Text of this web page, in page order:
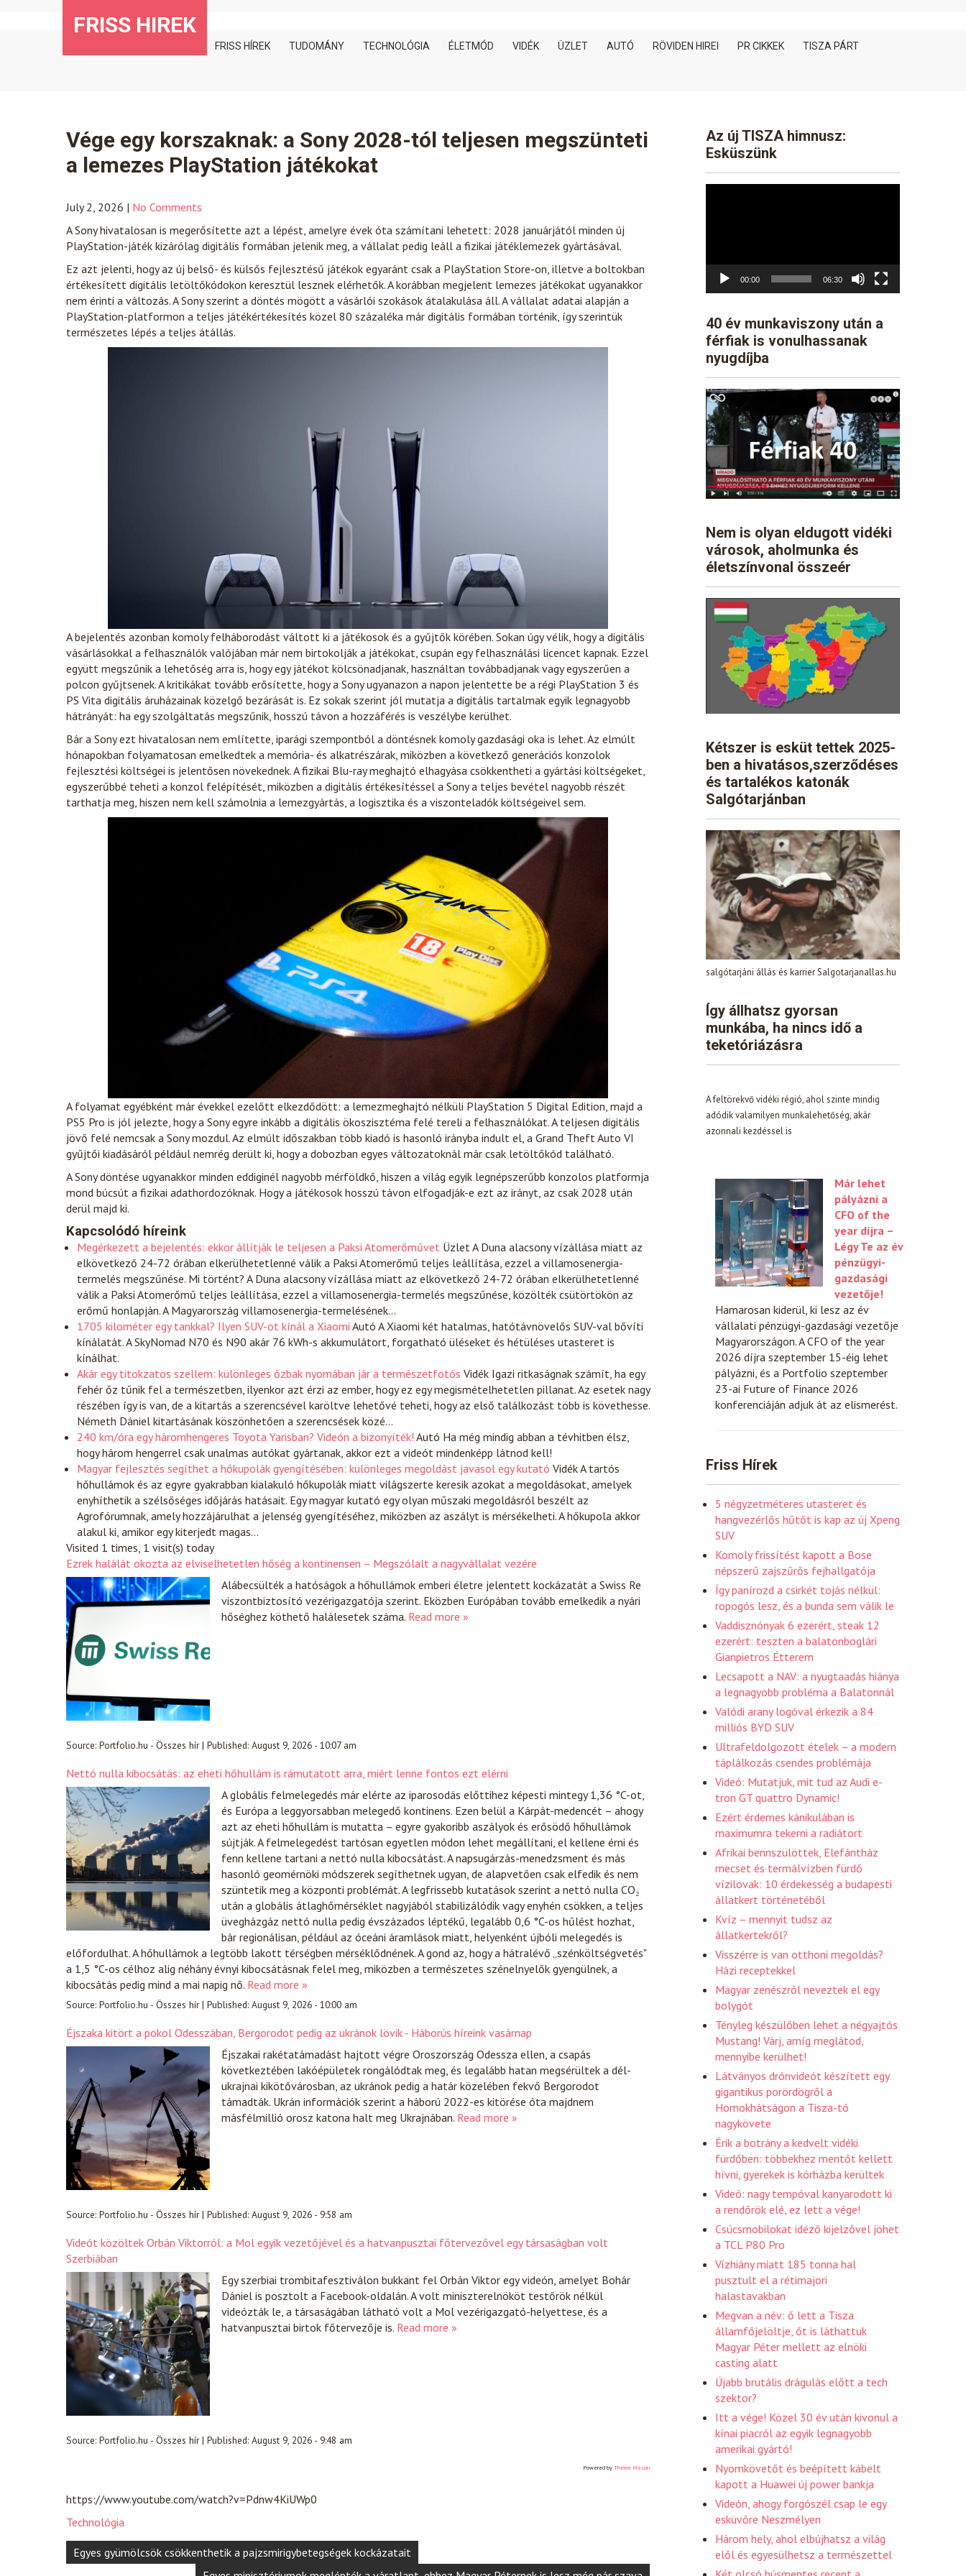
FRISS HIREK
FRISS HÍREK TUDOMÁNY TECHNOLÓGIA ÉLETMÓD VIDÉK ÜZLET AUTÓ RÖVIDEN HIREI PR CIKKEK TISZA PÁRT
Vége egy korszaknak: a Sony 2028-tól teljesen megszünteti
a lemezes PlayStation játékokat
July 2, 2026 | No Comments
A Sony hivatalosan is megerősítette azt a lépést, amelyre évek óta számítani lehetett: 2028 januárjától minden új
PlayStation-játék kizárólag digitális formában jelenik meg, a vállalat pedig leáll a fizikai játéklemezek gyártásával.
Ez azt jelenti, hogy az új belső- és külsős fejlesztésű játékok egyaránt csak a PlayStation Store-on, illetve a boltokban
értékesített digitális letöltőkódokon keresztül lesznek elérhetők. A korábban megjelent lemezes játékokat ugyanakkor
nem érinti a változás. A Sony szerint a döntés mögött a vásárlói szokások átalakulása áll. A vállalat adatai alapján a
PlayStation-platformon a teljes játékértékesítés közel 80 százaléka már digitális formában történik, így szerintük
természetes lépés a teljes átállás.
A bejelentés azonban komoly felháborodást váltott ki a játékosok és a gyűjtők körében. Sokan úgy vélik, hogy a digitális
vásárlásokkal a felhasználók valójában már nem birtokolják a játékokat, csupán egy felhasználási licencet kapnak. Ezzel
együtt megszűnik a lehetőség arra is, hogy egy játékot kölcsönadjanak, használtan továbbadjanak vagy egyszerűen a
polcon gyűjtsenek. A kritikákat tovább erősítette, hogy a Sony ugyanazon a napon jelentette be a régi PlayStation 3 és
PS Vita digitális áruházainak közelgő bezárását is. Ez sokak szerint jól mutatja a digitális tartalmak egyik legnagyobb
hátrányát: ha egy szolgáltatás megszűnik, hosszú távon a hozzáférés is veszélybe kerülhet.
Bár a Sony ezt hivatalosan nem említette, iparági szempontból a döntésnek komoly gazdasági oka is lehet. Az elmúlt
hónapokban folyamatosan emelkedtek a memória- és alkatrészárak, miközben a következő generációs konzolok
fejlesztési költségei is jelentősen növekednek. A fizikai Blu-ray meghajtó elhagyása csökkentheti a gyártási költségeket,
egyszerűbbé teheti a konzol felépítését, miközben a digitális értékesítéssel a Sony a teljes bevétel nagyobb részét
tarthatja meg, hiszen nem kell számolnia a lemezgyártás, a logisztika és a viszonteladók költségeivel sem.
A folyamat egyébként már évekkel ezelőtt elkezdődött: a lemezmeghajtó nélküli PlayStation 5 Digital Edition, majd a
PS5 Pro is jól jelezte, hogy a Sony egyre inkább a digitális ökoszisztéma felé tereli a felhasználókat. A teljesen digitális
jövő felé nemcsak a Sony mozdul. Az elmúlt időszakban több kiadó is hasonló irányba indult el, a Grand Theft Auto VI
gyűjtői kiadásáról például nemrég derült ki, hogy a dobozban egyes változatoknál már csak letöltőkód található.
A Sony döntése ugyanakkor minden eddiginél nagyobb mérföldkő, hiszen a világ egyik legnépszerűbb konzolos platformja
mond búcsút a fizikai adathordozóknak. Hogy a játékosok hosszú távon elfogadják-e ezt az irányt, az csak 2028 után
derül majd ki.
Kapcsolódó híreink
Megérkezett a bejelentés: ekkor állítják le teljesen a Paksi Atomerőművet ÜzletA Duna alacsony vízállása miatt az
elkövetkező 24-72 órában elkerülhetetlenné válik a Paksi Atomerőmű teljes leállítása, ezzel a villamosenergia-
termelés megszűnése. Mi történt? A Duna alacsony vízállása miatt az elkövetkező 24-72 órában elkerülhetetlenné
válik a Paksi Atomerőmű teljes leállítása, ezzel a villamosenergia-termelés megszűnése, közölték csütörtökön az
erőmű honlapján. A Magyarország villamosenergia-termelésének…
1705 kilométer egy tankkal? Ilyen SUV-ot kínál a Xiaomi Autó A Xiaomi két hatalmas, hatótávnövelős SUV-val bővíti
kínálatát. A SkyNomad N70 és N90 akár 76 kWh-s akkumulátort, forgatható üléseket és hétüléses utasteret is
kínálhat.
Akár egy titokzatos szellem: különleges őzbak nyomában jár a természetfotós Vidék Igazi ritkaságnak számít, ha egy
fehér őz tűnik fel a természetben, ilyenkor azt érzi az ember, hogy ez egy megismételhetetlen pillanat. Az esetek nagy
részében így is van, de a kitartás a szerencsével karöltve lehetővé teheti, hogy az első találkozást több is követhesse.
Németh Dániel kitartásának köszönhetően a szerencsések közé…
240 km/óra egy háromhengeres Toyota Yarisban? Videón a bizonyíték! Autó Ha még mindig abban a tévhitben élsz,
hogy három hengerrel csak unalmas autókat gyártanak, akkor ezt a videót mindenképp látnod kell!
Magyar fejlesztés segíthet a hőkupolák gyengítésében: különleges megoldást javasol egy kutató VidékA tartós
hőhullámok és az egyre gyakrabban kialakuló hőkupolák miatt világszerte keresik azokat a megoldásokat, amelyek
enyhíthetik a szélsőséges időjárás hatásait. Egy magyar kutató egy olyan műszaki megoldásról beszélt az
Agrofórumnak, amely hozzájárulhat a jelenség gyengítéséhez, miközben az aszályt is mérsékelheti. A hőkupola akkor
alakul ki, amikor egy kiterjedt magas…
Visited 1 times, 1 visit(s) today
Ezrek halálát okozta az elviselhetetlen hőség a kontinensen – Megszólalt a nagyvállalat vezére
Alábecsülték a hatóságok a hőhullámok emberi életre jelentett kockázatát a Swiss Re
viszontbiztosító vezérigazgatója szerint. Eközben Európában tovább emelkedik a nyári
hőséghez köthető halálesetek száma. Read more »
Source: Portfolio.hu - Összes hír| Published: August 9, 2026 - 10:07 am
Nettó nulla kibocsátás: az eheti hőhullám is rámutatott arra, miért lenne fontos ezt elérni
A globális felmelegedés már elérte az iparosodás előttihez képesti mintegy 1,36 °C-ot,
és Európa a leggyorsabban melegedő kontinens. Ezen belül a Kárpát-medencét – ahogy
azt az eheti hőhullám is mutatta – egyre gyakoribb aszályok és erősödő hőhullámok
sújtják. A felmelegedést tartósan egyetlen módon lehet megállítani, el kellene érni és
fenn kellene tartani a nettó nulla kibocsátást. A napsugárzás-menedzsment és más
hasonló geomérnöki módszerek segíthetnek ugyan, de alapvetően csak elfedik és nem
szüntetik meg a központi problémát. A legfrissebb kutatások szerint a nettó nulla CO₂
után a globális átlaghőmérséklet nagyjából stabilizálódik vagy enyhén csökken, a teljes
üvegházgáz nettó nulla pedig évszázados léptékű, legalább 0,6 °C-os hűlést hozhat,
bár regionálisan, például az óceáni áramlások miatt, helyenként újbóli melegedés is
előfordulhat. A hőhullámok a legtöbb lakott térségben mérséklődnének. A gond az, hogy a hátralévő „szénköltségvetés"
a 1,5 °C-os célhoz alig néhány évnyi kibocsátásnak felel meg, miközben a természetes szénelnyelők gyengülnek, a
kibocsátás pedig mind a mai napig nő. Read more »
Source: Portfolio.hu - Összes hír| Published: August 9, 2026 - 10:00 am
Éjszaka kitört a pokol Odesszában, Bergorodot pedig az ukránok lövik - Háborús híreink vasárnap
Éjszakai rakétatámadást hajtott végre Oroszország Odessza ellen, a csapás
következtében lakóépületek rongálódtak meg, és legalább hatan megsérültek a dél-
ukrajnai kikötővárosban, az ukránok pedig a határ közelében fekvő Bergorodot
támadták. Ukrán információk szerint a háború 2022-es kitörése óta majdnem
másfélmillió orosz katona halt meg Ukrajnában. Read more »
Source: Portfolio.hu - Összes hír| Published: August 9, 2026 - 9:58 am
Videót közöltek Orbán Viktorról: a Mol egyik vezetőjével és a hatvanpusztai főtervezővel egy társaságban volt
Szerbiában
Egy szerbiai trombitafesztiválon bukkant fel Orbán Viktor egy videón, amelyet Bohár
Dániel is posztolt a Facebook-oldalán. A volt miniszterelnököt testőrök nélkül
videózták le, a társaságában látható volt a Mol vezérigazgató-helyettese, és a
hatvanpusztai birtok főtervezője is. Read more »
Source: Portfolio.hu - Összes hír| Published: August 9, 2026 - 9:48 am
Powered by Theme Mason
https://www.youtube.com/watch?v=Pdnw4KiUWp0
Technológia
Post
navigation
Egyes gyümölcsök csökkenthetik a pajzsmirigybetegségek kockázatait
Az új TISZA himnusz:
Esküszünk
00:00 06:30
40 év munkaviszony után a
férfiak is vonulhassanak
nyugdíjba
Nem is olyan eldugott vidéki
városok, aholmunka és
életszínvonal összeér
Kétszer is esküt tettek 2025-
ben a hivatásos,szerződéses
és tartalékos katonák
Salgótarjánban
salgótarjáni állás és karrier Salgotarjanallas.hu
Így állhatsz gyorsan
munkába, ha nincs idő a
teketóriázásra
A feltörekvő vidéki régió, ahol szinte mindig
adódik valamilyen munkalehetőség, akár
azonnali kezdéssel is
Már lehet
pályázni a
CFO of the
year díjra –
Légy Te az év
pénzügyi-
gazdasági
vezetője!
Hamarosan kiderül, ki lesz az év
vállalati pénzügyi-gazdasági vezetője
Magyarországon. A CFO of the year
2026 díjra szeptember 15-éig lehet
pályázni, és a Portfolio szeptember
23-ai Future of Finance 2026
konferenciáján adjuk át az elismerést.
Friss Hírek
5 négyzetméteres utasteret és
hangvezérlős hűtőt is kap az új Xpeng
SUV
Komoly frissítést kapott a Bose
népszerű zajszűrős fejhallgatója
Így panírozd a csirkét tojás nélkül:
ropogós lesz, és a bunda sem válik le
Vaddisznónyak 6 ezerért, steak 12
ezerért: teszten a balatonboglári
Gianpietros Étterem
Lecsapott a NAV: a nyugtaadás hiánya
a legnagyobb probléma a Balatonnál
Valódi arany logóval érkezik a 84
milliós BYD SUV
Ultrafeldolgozott ételek – a modern
táplálkozás csendes problémája
Videó: Mutatjuk, mit tud az Audi e-
tron GT quattro Dynamic!
Ezért érdemes kánikulában is
maximumra tekerni a radiátort
Afrikai bennszülöttek, Elefántház
mecset és termálvízben fürdő
vízilovak: 10 érdekesség a budapesti
állatkert történetéből
Kvíz – mennyit tudsz az
állatkertekről?
Visszérre is van otthoni megoldás?
Házi receptekkel
Magyar zenészről neveztek el egy
bolygót
Tényleg készülőben lehet a négyajtós
Mustang! Várj, amíg meglátod,
mennyibe kerülhet!
Látványos drónvideót készített egy
gigantikus porördögről a
Homokhátságon a Tisza-tó
nagykövete
Érik a botrány a kedvelt vidéki
fürdőben: többekhez mentőt kellett
hívni, gyerekek is kórházba kerültek
Videó: nagy tempóval kanyarodott ki
a rendőrök elé, ez lett a vége!
Csúcsmobilokat idéző kijelzővel jöhet
a TCL P80 Pro
Vízhiány miatt 185 tonna hal
pusztult el a rétimajori
halastavakban
Megvan a név: ő lett a Tisza
államfőjelöltje, őt is láthattuk
Magyar Péter mellett az elnöki
casting alatt
Újabb brutális drágulás előtt a tech
szektor?
Itt a vége! Közel 30 év után kivonul a
kínai piacról az egyik legnagyobb
amerikai gyártó!
Nyomkövetőt és beépített kábelt
kapott a Huawei új power bankja
Videón, ahogy forgószél csap le egy
esküvőre Neszmélyen
Három hely, ahol elbújhatsz a világ
elől és egyesülhetsz a természettel